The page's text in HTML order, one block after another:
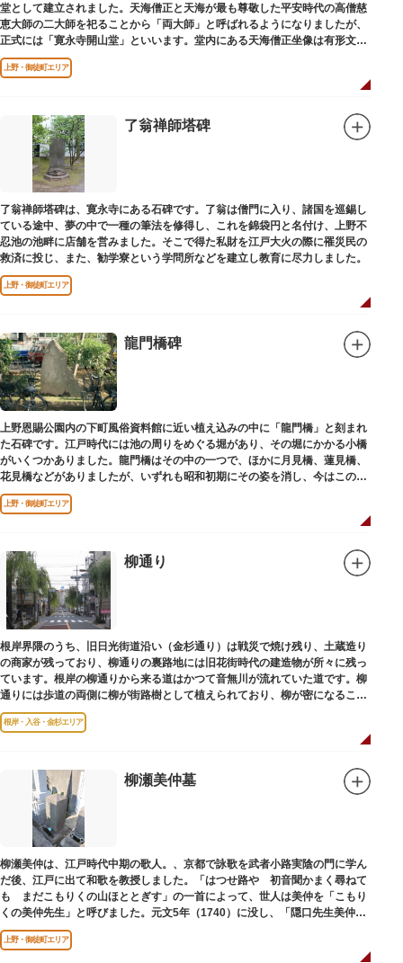
堂として建立されました。天海僧正と天海が最も尊敬した平安時代の高僧慈
恵大師の二大師を祀ることから「両大師」と呼ばれるようになりましたが、
正式には「寛永寺開山堂」といいます。堂内にある天海僧正坐像は有形文化
財に指定されています。
上野・御徒町エリア
了翁禅師塔碑
了翁禅師塔碑は、寛永寺にある石碑です。了翁は僧門に入り、諸国を巡錫し
ている途中、夢の中で一種の筆法を修得し、これを錦袋円と名付け、上野不
忍池の池畔に店舗を営みました。そこで得た私財を江戸大火の際に罹災民の
救済に投じ、また、勧学寮という学問所などを建立し教育に尽力しました。
上野・御徒町エリア
龍門橋碑
上野恩賜公園内の下町風俗資料館に近い植え込みの中に「龍門橋」と刻まれ
た石碑です。江戸時代には池の周りをめぐる堀があり、その堀にかかる小橋
がいくつかありました。龍門橋はその中の一つで、ほかに月見橋、蓮見橋、
花見橋などがありましたが、いずれも昭和初期にその姿を消し、今はこの石
碑にその名残がわずかに残るだけです。
上野・御徒町エリア
柳通り
根岸界隈のうち、旧日光街道沿い（金杉通り）は戦災で焼け残り、土蔵造り
の商家が残っており、柳通りの裏路地には旧花街時代の建造物が所々に残っ
ています。根岸の柳通りから来る道はかつて音無川が流れていた道です。柳
通りには歩道の両側に柳が街路樹として植えられており、柳が密になるこの
通りがかつて花街のあった界隈です。
根岸・入谷・金杉エリア
柳瀬美仲墓
柳瀬美仲は、江戸時代中期の歌人。、京都で詠歌を武者小路実陰の門に学ん
だ後、江戸に出て和歌を教授しました。「はつせ路や 初音聞かまく尋ねて
も まだこもりくの山ほととぎす」の一首によって、世人は美仲を「こもり
くの美仲先生」と呼びました。元文5年（1740）に没し、「隠口先生美仲甫
之墓」と刻まれた墓が教證寺（きょうしょうじ）にあります。
上野・御徒町エリア